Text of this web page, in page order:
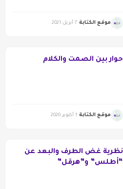
موقع الكتابة 7 أبريل 2021
حوار بين الصمت والكلام
موقع الكتابة 1 أكتوبر 2020
نظرية غُضّ الطرف والبعد عن
“أطلس” و”هرقل”